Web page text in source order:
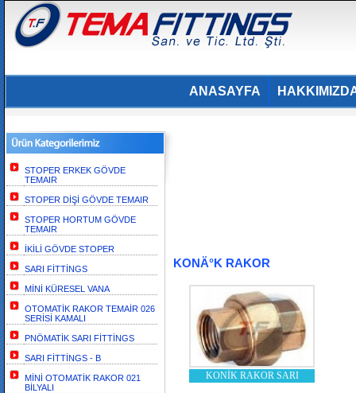
ANASAYFA
STOPER ERKEK GÖVDE
TEMAIR
STOPER DİŞİ GÖVDE TEMAIR
STOPER HORTUM GÖVDE
TEMAIR
İKİLİ GÖVDE STOPER
SARI FİTTİNGS
MİNİ KÜRESEL VANA
OTOMATİK RAKOR TEMAİR 026
SERİSİ KAMALI
PNÖMATİK SARI FİTTİNGS
SARI FİTTİNGS - B
MİNİ OTOMATİK RAKOR 021
BİLYALI
KONÄ°K RAKOR
KONİK RAKOR SARI